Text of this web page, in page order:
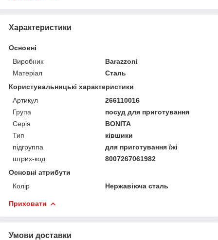
Характеристики
Основні
Виробник
Barazzoni
Матеріал
Сталь
Користувальницькі характеристики
Артикул
266110016
Група
посуд для приготування
Серія
BONITA
Тип
ківшики
підгруппа
для приготування їжі
штрих-код
8007267061982
Основні атрибути
Колір
Нержавіюча сталь
Приховати
Умови доставки